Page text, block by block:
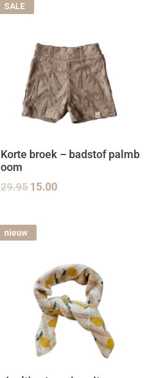
SALE
Korte broek – badstof palmb
oom
29.95 15.00
nieuw